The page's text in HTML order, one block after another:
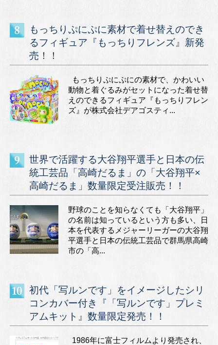
もっちりぷにぷに素材で着せ替えのでき
るフィギュア『もっちりフレンズ』新発
売！！
もっちりぷにぷにの素材で、かわいい
動物と着ぐるみがセットになった着せ替
えのできるフィギュア『もっちりフレン
ズ』が株式会社デアゴスティ...
世界で活躍する大谷翔平選手と日本の伝
統工芸品「高崎だるま」の「大谷翔平×
高崎だるま」数量限定受注販売！！
野球のことを知らなくても「大谷翔平」
の名前は知っているという方も多い、日
本を代表するメジャーリーガーの大谷翔
平選手と日本の伝統工芸品で群馬県高崎
市の「高...
初代「写ルンです」をイメージしたシリ
コンカバー付き『「写ルンです」プレミ
アムキット』数量限定発売！！
1986年に富士フィルムより発売され、